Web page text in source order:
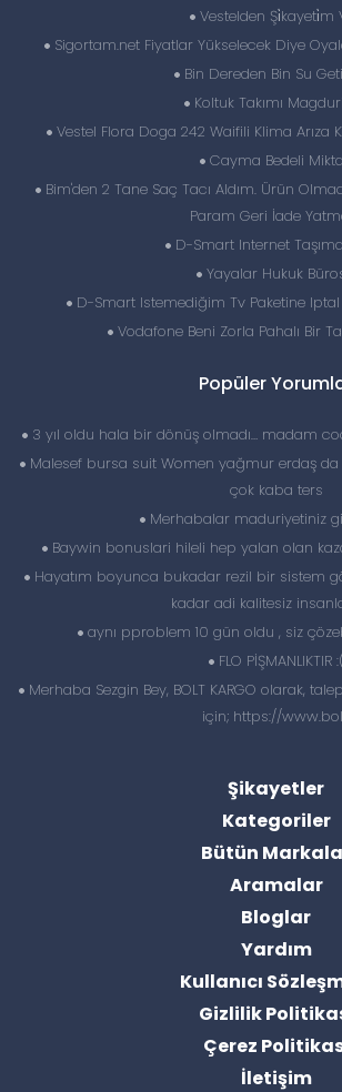
Vestelden Şi̇kayeti̇m
Sigortam.net Fiyatlar Yükselecek Diye
Bin Dereden Bin Su
Koltuk Takımı
Vestel Flora Doga 242 Waifili Klima Arıza
Cayma Bedeli
Bim'den 2 Tane Saç Tacı Aldım. Ürün
Param Geri İade
D-Smart Internet
Yayalar Hukuk
D-Smart Istemediğim Tv Paketine
Vodafone Beni Zorla Pahalı Bir
Popüler
3 yıl oldu hala bir dönüş olmadı… madam
Malesef bursa suit Women yağmur erdaş
çok kaba ters
Merhabalar maduriyetiniz
Baywin bonuslari hileli hep yalan olan
Hayatım boyunca bukadar rezil bir sistem
kadar adi kalitesiz
aynı pproblem 10 gün oldu , siz
FLO PİŞMANLIKTIR
Merhaba Sezgin Bey, BOLT KARGO olarak,
için; https://
Şikayetler
Kategoriler
Bütün
Aramalar
Bloglar
Yardım
Kullanıcı
Gizlilik
Çerez
İletişim